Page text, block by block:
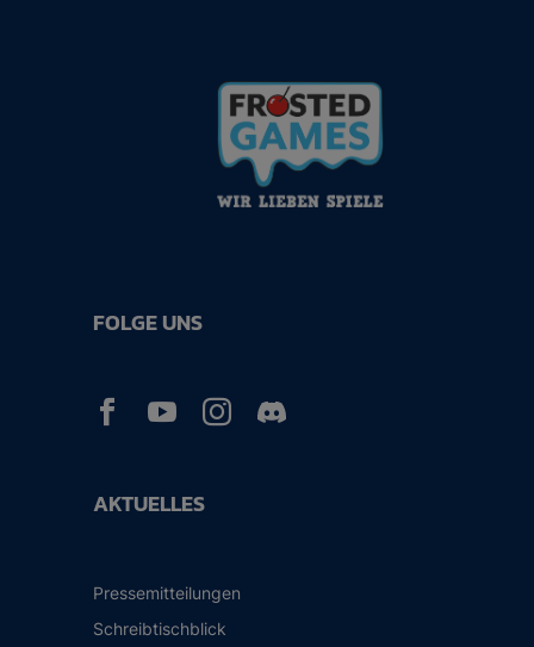
AKTUELLES
Pressemitteilungen
Schreibtischblick
FOLGE UNS
  